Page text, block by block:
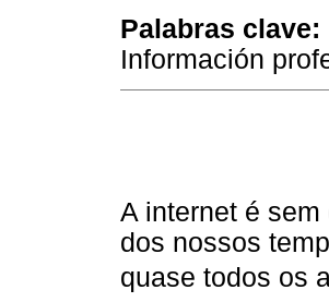
Palabras clave:
Información
A internet é
dos nossos
quase todos os